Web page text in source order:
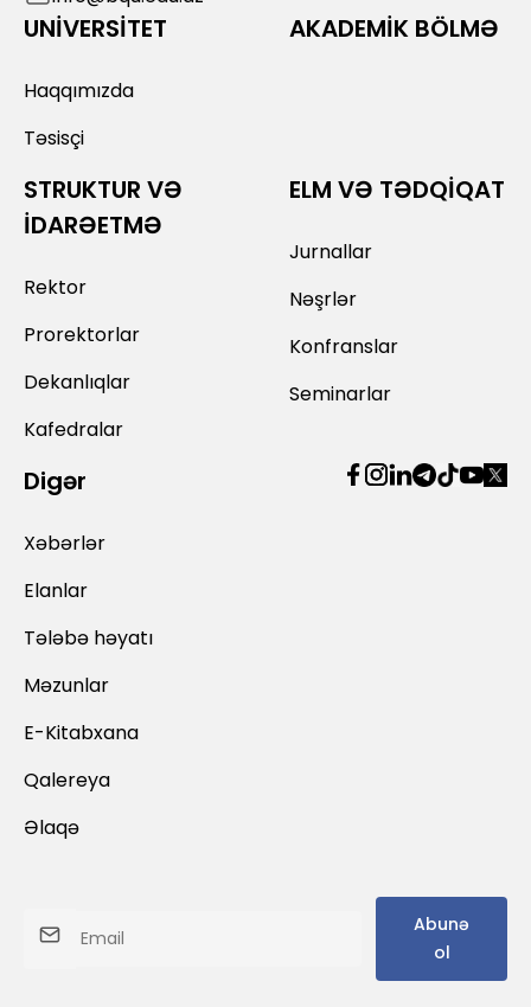
UNİVERSİTET
Haqqımızda
Təsisçi
AKADEMİK BÖLMƏ
STRUKTUR VƏ
İDARƏETMƏ
Rektor
Prorektorlar
Dekanlıqlar
Kafedralar
ELM VƏ TƏDQİQAT
Jurnallar
Nəşrlər
Konfranslar
Seminarlar
Digər
Xəbərlər
Elanlar
Tələbə həyatı
Məzunlar
E-Kitabxana
Qalereya
Əlaqə
Abunə
ol